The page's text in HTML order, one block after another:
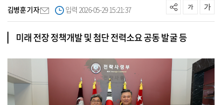
김병훈 기자 입력 2026-05-29 15:21:37
미래 전장 정책개발 및 첨단 전력소요 공동 발굴 등